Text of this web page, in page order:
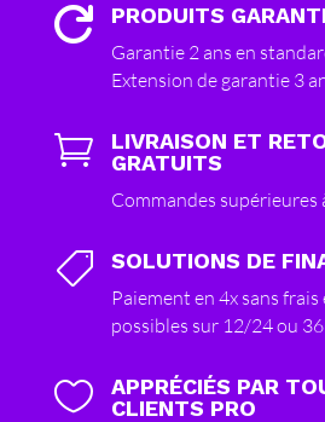
 PRODUITS
Garantie 2 ans en
Extension de garantie 3

LIVRAISON ET
GRATUITS
Commandes supérieures
 SOLUTIONS DE
Paiement en 4x sans
possibles sur 12/24 ou

APPRÉCIÉS PAR
CLIENTS PRO